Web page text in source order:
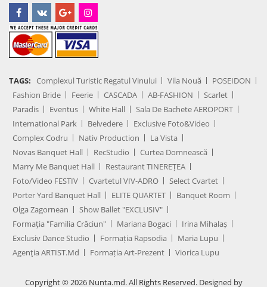
TAGS: Complexul Turistic Regatul Vinului Vila Nouă
POSEIDON
Fashion Bride
Feerie CASCADA AB-FASHION
Scarlet
Paradis
Eventus White Hall
Sala De Bachete AEROPORT
International Park
Belvedere
Exclusive Foto&Video
Complex Codru
Nativ Production
La Vista
Novas Banquet Hall
RecStudio
Curtea Domnească
Marry Me Banquet Hall
Restaurant TINEREȚEA
Foto/Video FESTIV
Cvartetul VIV-ADRO
Select Cvartet
Porter Yard Banquet Hall
ELITE QUARTET
Banquet Room
Olga Zagornean
Show Ballet "EXCLUSIV"
Formația "Familia Crăciun"
Mariana Bogaci
Irina Mihalaș
Exclusiv Dance Studio
Formația Rapsodia
Maria Lupu
Agenţia ARTIST.md
Formația Art-Prezent Viorica Lupu
Copyright © 2026 Nunta.md. All Rights Reserved. Designed by